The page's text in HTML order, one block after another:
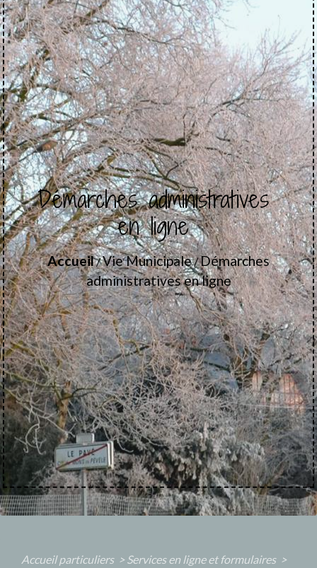
Démarches administratives
en ligne
Accueil/Vie Municipale/Démarches
administratives en ligne
Accueil particuliers > Services en ligne et formulaires >